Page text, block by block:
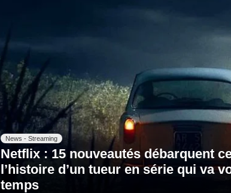
News - Streaming
Netflix : 15 nouveautés débarquent
l’histoire d’un tueur en série qui va
temps